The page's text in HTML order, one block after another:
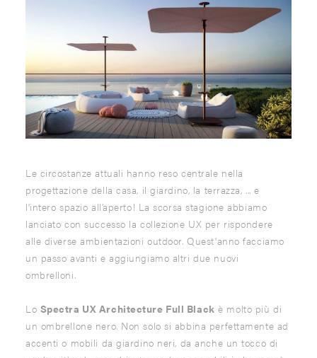
Le circostanze attuali hanno reso centrale nella
progettazione della casa, il giardino, la terrazza, ... e
l'intero spazio all’aperto! La scorsa stagione abbiamo
lanciato con successo la collezione UX per rispondere
alle diverse ambientazioni outdoor. Quest'anno facciamo
un passo avanti e aggiungiamo altri due nuovi
ombrelloni.
Lo Spectra UX Architecture Full Black è molto più di
un ombrellone nero. Non solo si abbina perfettamente ad
accenti o mobili da giardino neri, da anche un tocco di